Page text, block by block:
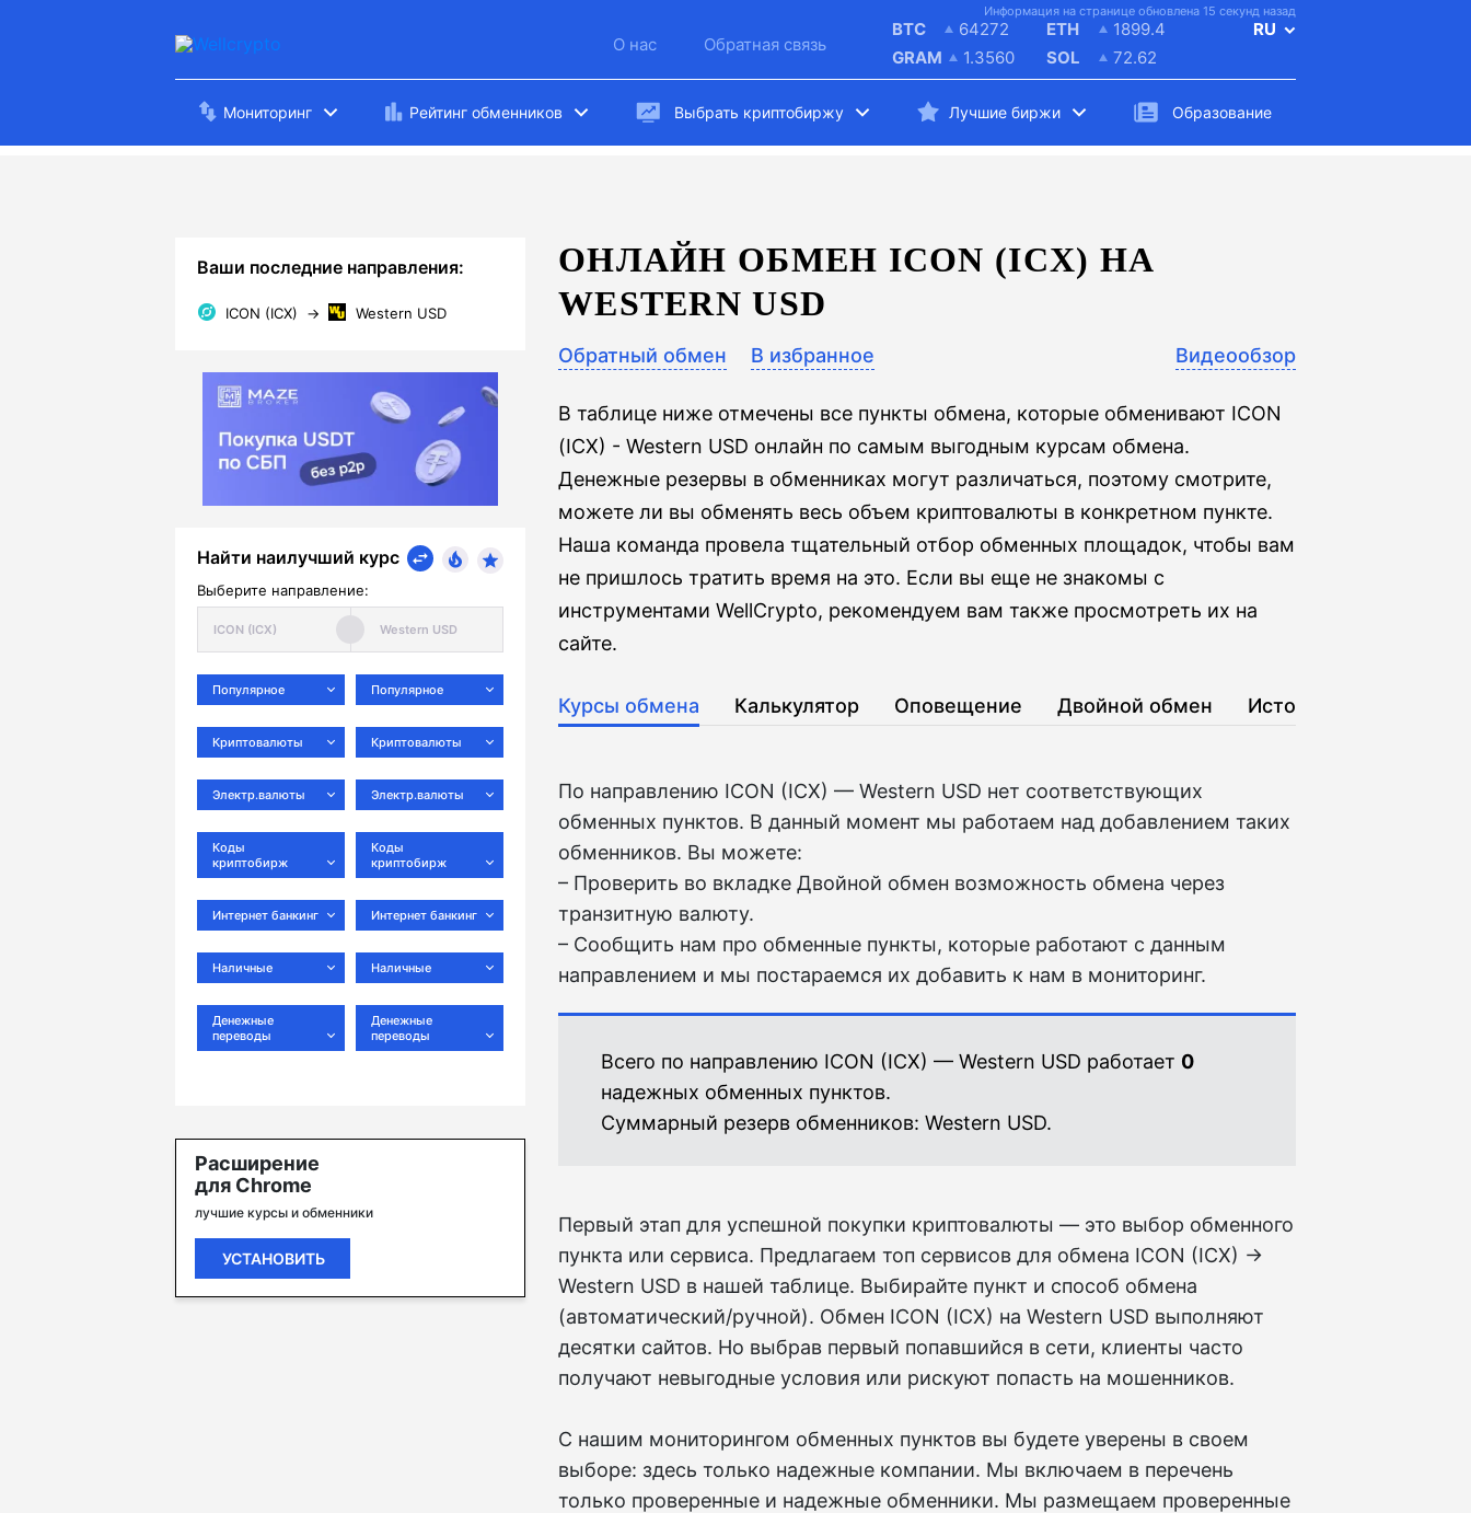
Информация на странице обновлена 15 секунд назад
О нас Обратная связь
BTC
64272
GRAM
1.3560
ETH
1899.4
SOL
72.62
RU
Мониторинг Рейтинг обменников Выбрать криптобиржу Лучшие биржи Образование
Ваши последние направления:
ICON (ICX) → Western USD
Найти наилучший курс
Выберите направление:
Популярное
Криптовалюты
Электр.валюты
Коды
криптобирж
Интернет банкинг
Наличные
Денежные
переводы
Популярное
Криптовалюты
Электр.валюты
Коды
криптобирж
Интернет банкинг
Наличные
Денежные
переводы
Расширение
для Chrome
лучшие курсы и обменники
УСТАНОВИТЬ
ОНЛАЙН ОБМЕН ICON (ICX) НА
WESTERN USD
Обратный обмен В избранное Видеообзор
В таблице ниже отмечены все пункты обмена, которые обменивают ICON
(ICX) - Western USD онлайн по самым выгодным курсам обмена.
Денежные резервы в обменниках могут различаться, поэтому смотрите,
можете ли вы обменять весь объем криптовалюты в конкретном пункте.
Наша команда провела тщательный отбор обменных площадок, чтобы вам
не пришлось тратить время на это. Если вы еще не знакомы с
инструментами WellCrypto, рекомендуем вам также просмотреть их на
сайте.
Курсы обмена Калькулятор Оповещение Двойной обмен История
По направлению ICON (ICX) — Western USD нет соответствующих
обменных пунктов. В данный момент мы работаем над добавлением таких
обменников. Вы можете:
– Проверить во вкладкe Двойной обмен возможность обмена через
транзитную валюту.
– Сообщить нам про обменные пункты, которые работают с данным
направлением и мы постараемся их добавить к нам в мониторинг.
Всего по направлению ICON (ICX) — Western USD работает 0
надежных обменных пунктов.
Суммарный резерв обменников: Western USD.
Первый этап для успешной покупки криптовалюты — это выбор обменного
пункта или сервиса. Предлагаем топ сервисов для обмена ICON (ICX) →
Western USD в нашей таблице. Выбирайте пункт и способ обмена
(автоматический/ручной). Обмен ICON (ICX) на Western USD выполняют
десятки сайтов. Но выбрав первый попавшийся в сети, клиенты часто
получают невыгодные условия или рискуют попасть на мошенников.
С нашим мониторингом обменных пунктов вы будете уверены в своем
выборе: здесь только надежные компании. Мы включаем в перечень
только проверенные и надежные обменники. Мы размещаем проверенные